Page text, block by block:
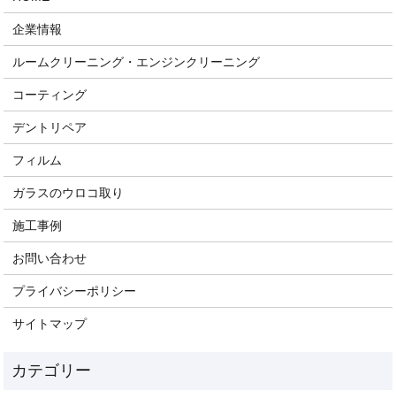
企業情報
ルームクリーニング・エンジンクリーニング
コーティング
デントリペア
フィルム
ガラスのウロコ取り
施工事例
お問い合わせ
プライバシーポリシー
サイトマップ